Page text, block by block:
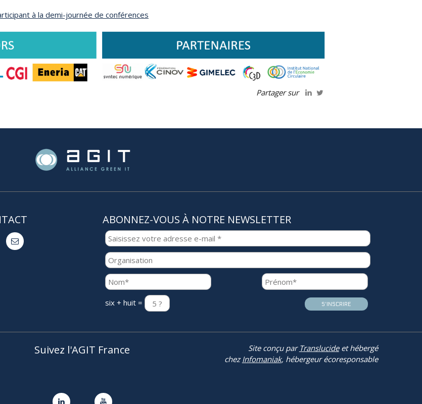
à la demi-journée de conférences
Partager sur

ABONNEZ-VOUS À NOTRE NEWSLETTER
six + huit =
Suivez l'AGIT France
 
Site conçu par Translucideet hébergé
chezInfomaniak, hébergeur écoresponsable